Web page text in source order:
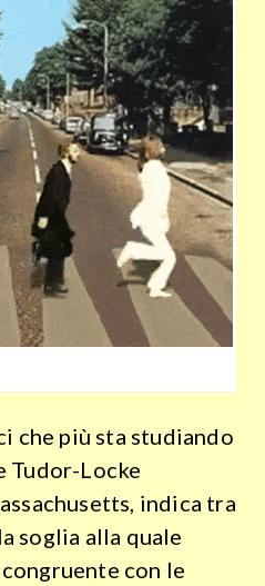
che più sta studiando
Tudor-Locke
indica tra
soglia alla quale
con le